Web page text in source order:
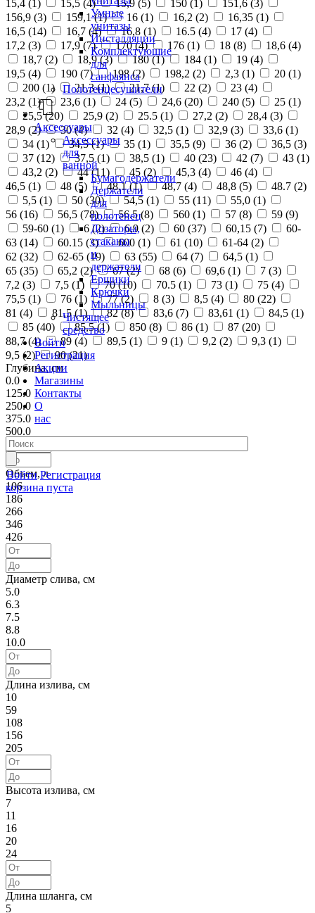
Умные
унитазы
Инсталляции
Комплектующие
для
санфаянса
Полотенцесушители
Аксессуары
Аксессуары
для
ванной
Бумагодержатели
Держатели
для
полотенец
Дозаторы,
стаканы
и
держатели
Ершики
Крючки
Мыльницы
Чистящее
средство
Войти
Регистрация
Акции
Магазины
Контакты
О
нас
Войти Регистрация
корзина пуста
15,4 (1 ) 15,5 (4) 15,9 (5) 150 (1 ) 151,6 (3)
156,9 (3) 159,1 (1) 16 (1) 16,2 (2) 16,35 (1)
16,5 (14) 16,7 (4) 16,8 (1) 16.5 (4) 17 (4)
17,2 (3) 17,9 (7) 170 (4) 176 (1) 18 (8) 18,6 (4)
18,7 (2) 18,9 (3) 180 (1) 184 (1) 19 (4)
19,5 (4) 190 (7) 198 (2) 198,2 (2) 2,3 (1) 20 (1)
200 (1) 21,3 (1) 21,7 (1) 22 (2) 23 (4)
23,2 (1) 23,6 (1) 24 (5) 24,6 (20) 240 (5) 25 (1)
25,5 (20) 25,9 (2) 25.5 (1) 27,2 (2) 28,4 (3)
28,9 (2) 30 (4) 32 (4) 32,5 (1) 32,9 (3) 33,6 (1)
34 (1) 34,5 (1) 35 (1) 35,5 (9) 36 (2) 36,5 (3)
37 (12) 37,5 (1) 38,5 (1) 40 (23) 42 (7) 43 (1)
43,2 (2) 44 (11) 45 (2) 45,3 (4) 46 (4)
46,5 (1) 48 (5) 48,1 (1) 48,7 (4) 48,8 (5) 48.7 (2)
5,5 (1) 50 (30) 54,5 (1) 55 (11) 55,0 (1)
56 (16) 56,5 (78) 56.5 (8) 560 (1) 57 (8) 59 (9)
59-60 (1) 6 (2) 6,9 (2) 60 (37) 60,15 (7)
60-
63 (14) 60.15 (3) 600 (1) 61 (10) 61-64 (2)
62 (32) 62-65 (19) 63 (55) 64 (7) 64,5 (1)
65 (35) 65,2 (2) 67 (2) 68 (6) 69,6 (1) 7 (3)
7,2 (3) 7,5 (1) 70 (10) 70.5 (1) 73 (1) 75 (4)
75,5 (1) 76 (1) 77 (2) 8 (3) 8,5 (4) 80 (22)
81 (4) 81,5 (1) 82 (8) 83,6 (7) 83,61 (1) 84,5 (1)
85 (40) 85,5 (1) 850 (8) 86 (1) 87 (20)
88,7 (4) 89 (4) 89,5 (1) 9 (1) 9,2 (2) 9,3 (1)
9,5 (2) 90 (21)
Глубина, см
0.0
125.0
250.0
375.0
500.0
Объем, л
106
186
266
346
426
Диаметр слива, см
5.0
6.3
7.5
8.8
10.0
Длина излива, см
10
59
108
156
205
Высота излива, см
7
11
16
20
24
Длина шланга, см
5